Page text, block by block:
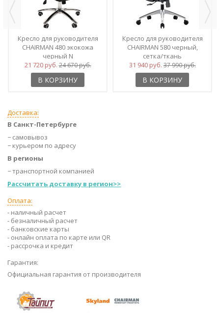
Кресло для руководителя
CHAIRMAN 480 экокожа
черный N
21 720 руб.24 670 руб.
В КОРЗИНУ
Кресло для руководителя
CHAIRMAN 580 черный,
сетка/ткань
31 940 руб.37 990 руб.
В КОРЗИНУ
Доставка:
В Санкт-Петербурге
− самовывоз
− курьером по адресу
В регионы
− транспортной компанией
Рассчитать доставку в регион>>
Оплата:
- наличный расчет
- безналичный расчет
- банковские карты
- онлайн оплата по карте или QR
- рассрочка и кредит
Гарантия:
Официальная гарантия от производителя